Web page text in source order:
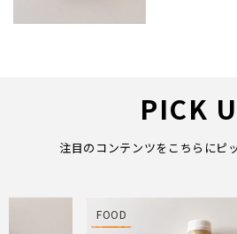
PICK
注目のコンテンツをこちらにピ